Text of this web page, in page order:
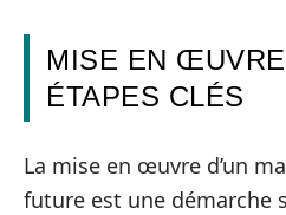
MISE EN
ÉTAPES CLÉS
La mise en œuvre d’un
future est une démarche